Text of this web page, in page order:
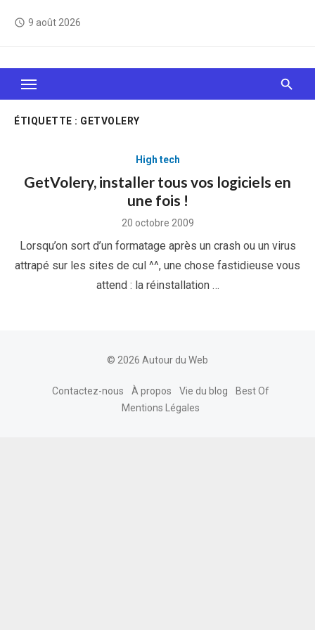
access_time 9 août 2026
Le Web, c'est comme une boîte de chocolats… On
sait jamais sur quoi on va tomber !
ÉTIQUETTE : GETVOLERY
High tech
GetVolery, installer tous vos logiciels en
une fois !
Posted
20 octobre 2009
Lorsqu’on sort d’un formatage après un crash ou un virus
attrapé sur les sites de cul ^^, une chose fastidieuse vous
attend : la réinstallation …
© 2026 Autour du Web
Contactez-nous À propos Vie du blog
Best Of
Mentions Légales